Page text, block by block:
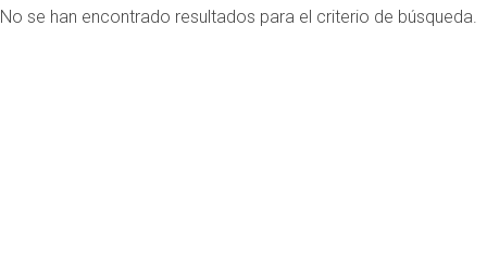
No se han encontrado resultados para el criterio de búsqueda.